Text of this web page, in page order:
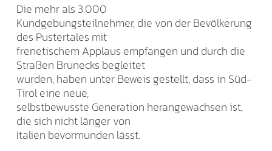
Die mehr als 3.000
Kundgebungsteilnehmer, die von der Bevölkerung
des Pustertales mit
frenetischem Applaus empfangen und durch die
Straßen Brunecks begleitet
wurden, haben unter Beweis gestellt, dass in Süd-
Tirol eine neue,
selbstbewusste Generation herangewachsen ist,
die sich nicht länger von
Italien bevormunden lässt.